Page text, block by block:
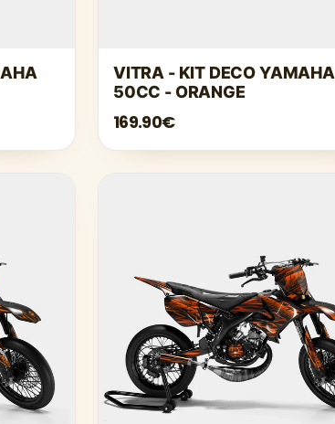
VITRA - KIT DECO
50CC - ORANGE
169.90€